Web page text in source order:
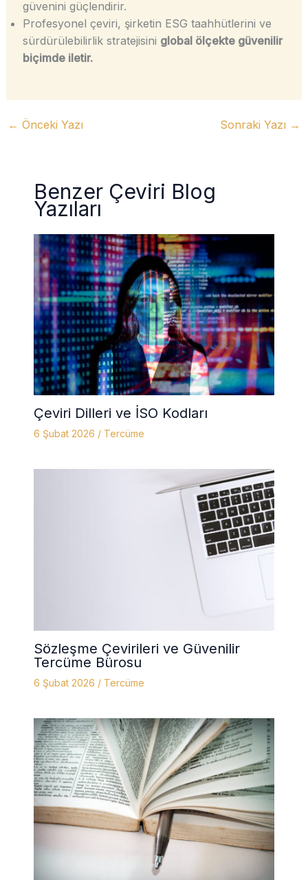
güvenini güçlendirir.
Profesyonel çeviri, şirketin ESG taahhütlerini ve
sürdürülebilirlik stratejisini global ölçekte güvenilir
biçimde iletir.
← Önceki Yazı Sonraki Yazı →
Benzer Çeviri Blog
Yazıları
Çeviri Dilleri ve İSO Kodları
6 Şubat 2026 / Tercüme
Sözleşme Çevirileri ve Güvenilir
Tercüme Bürosu
6 Şubat 2026 / Tercüme